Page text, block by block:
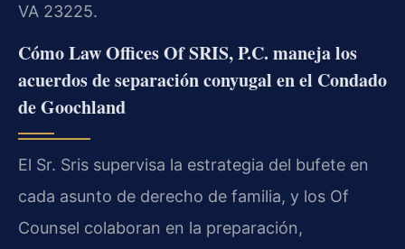
VA 23225.
Cómo Law Offices Of SRIS, P.C. maneja los
acuerdos de separación conyugal en el Condado
de Goochland
El Sr. Sris supervisa la estrategia del bufete en
cada asunto de derecho de familia, y los Of
Counsel colaboran en la preparación,